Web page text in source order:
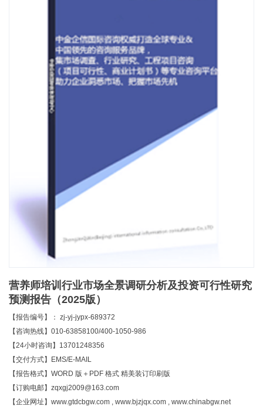
营养师培训行业市场全景调研分析及投资可行性研究
预测报告（2025版）
【报告编号】： zj-yj-jypx-689372
【咨询热线】010-63858100/400-1050-986
【24小时咨询】13701248356
【交付方式】EMS/E-MAIL
【报告格式】WORD 版＋PDF 格式 精美装订印刷版
【订购电邮】zqxgj2009@163.com
【企业网址】www.gtdcbgw.com , www.bjzjqx.com , www.chinabgw.net